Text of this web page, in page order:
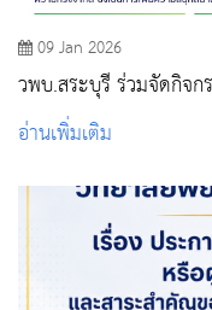
09 Jan 2026
วพบ.สระบุรี ร่วมจัดกิจก
โรงพยาบาลสระบุรี
อ่านเพิ่มเติม